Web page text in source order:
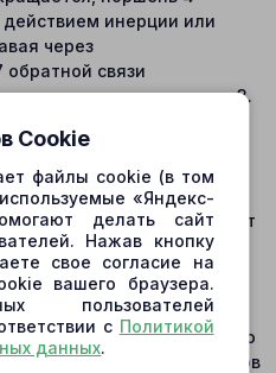
инерции или
через
связи
плунжеру золотника 3.
золотника постепенно
жидкости в
поршень до полной
в положение
механизм предотвращает
мягкое завершение
и повышая
в противоположную
движение всех элементов
Cookie
файлы cookie (в том
«Яндекс-
делать сайт
Нажав кнопку
свое согласие на
вашего браузера.
пользователей
с Политикой
данных.